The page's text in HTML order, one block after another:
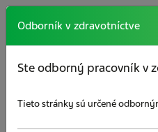
Odborník v zdravotníctve
Ste odborný pracovník v
Tieto stránky sú určené